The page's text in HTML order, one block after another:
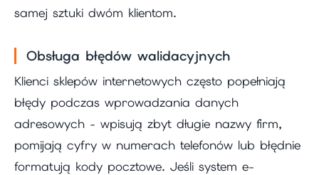
samej sztuki dwóm klientom.
Obsługa błędów walidacyjnych
Klienci sklepów internetowych często popełniają
błędy podczas wprowadzania danych
adresowych - wpisują zbyt długie nazwy firm,
pomijają cyfry w numerach telefonów lub błędnie
formatują kody pocztowe. Jeśli system e-